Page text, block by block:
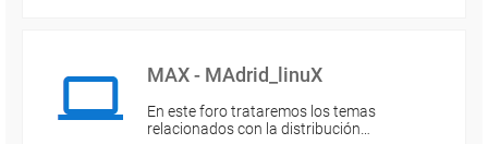
MAX - MAdrid_linuX
En este foro trataremos los temas
relacionados con la distribución…